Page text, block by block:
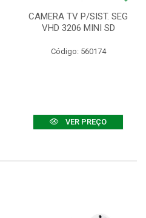
CAMERA TV P/SIST. SEG
VHD 3206 MINI SD
Código: 560174
VER PREÇO